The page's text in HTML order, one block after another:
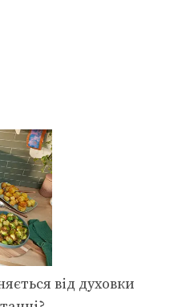
від духовки